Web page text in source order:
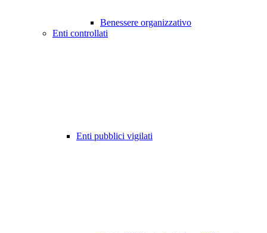
Benessere organizzativo
Enti controllati
Enti pubblici vigilati